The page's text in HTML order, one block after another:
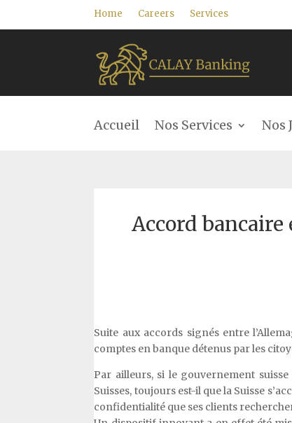
Home Careers Services
Accueil Nos Services Nos
Accord
Suite aux accords signés entre
comptes en banque détenus par les
Par ailleurs, si le gouvernement
Suisses, toujours est-il que la Suisse
confidentialité que ses clients